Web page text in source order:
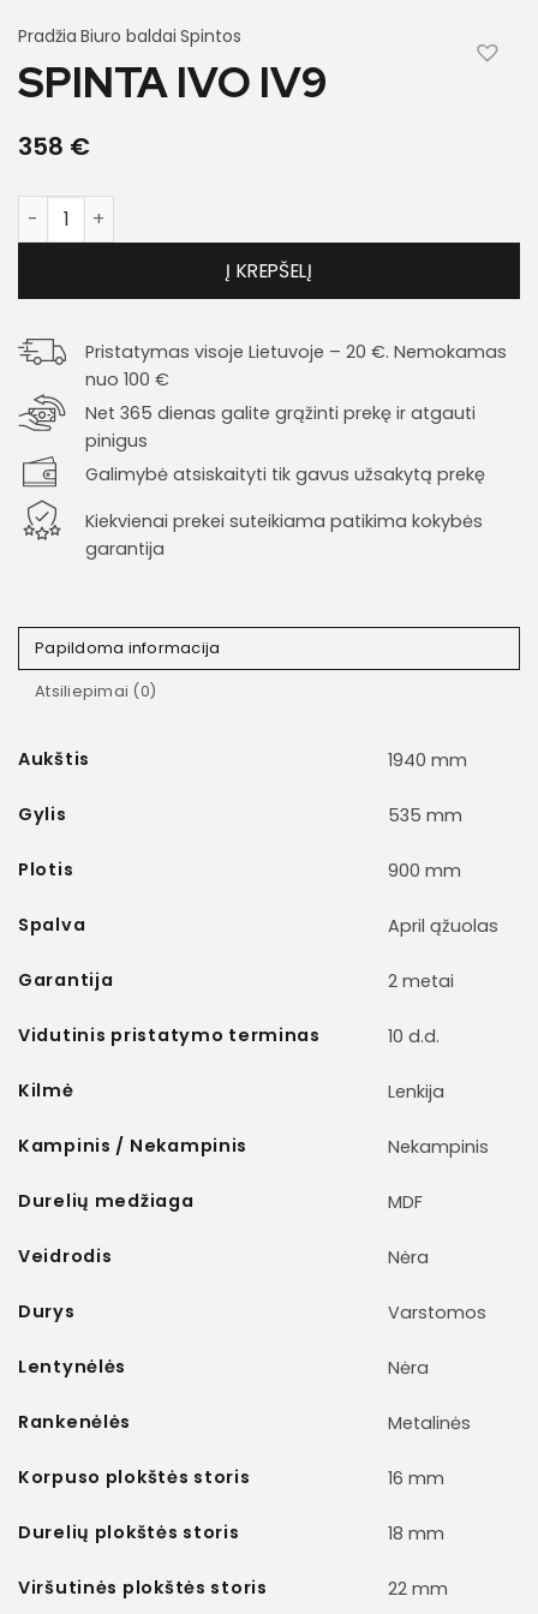
Pradžia Biuro baldai Spintos
SPINTA IVO IV9
358 €
produkto kiekis: Spinta Ivo IV9
Į KREPŠELĮ
Pristatymas visoje Lietuvoje – 20 €. Nemokamas
nuo 100 €
Net 365 dienas galite grąžinti prekę ir atgauti
pinigus
Galimybė atsiskaityti tik gavus užsakytą prekę
Kiekvienai prekei suteikiama patikima kokybės
garantija
Papildoma informacija
Atsiliepimai (0)
Aukštis 1940 mm
Gylis 535 mm
Plotis 900 mm
Spalva April ąžuolas
Garantija 2 metai
Vidutinis pristatymo terminas 10 d.d.
Kilmė Lenkija
Kampinis / Nekampinis Nekampinis
Durelių medžiaga MDF
Veidrodis Nėra
Durys Varstomos
Lentynėlės Nėra
Rankenėlės Metalinės
Korpuso plokštės storis 16 mm
Durelių plokštės storis 18 mm
Viršutinės plokštės storis 22 mm